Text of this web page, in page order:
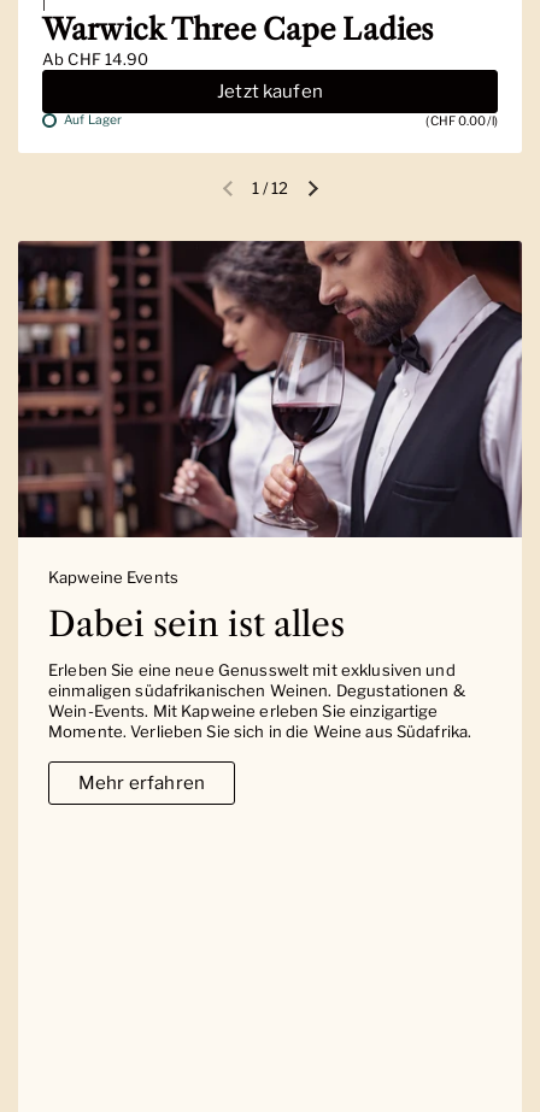
Warwick Three Cape Ladies
AbCHF 14.90
Jetzt kaufen
Auf Lager (CHF 0.00/l)
Vorherige FolieNächste Folie
1/12
Kapweine Events
Dabei sein ist alles
Erleben Sie eine neue Genusswelt mit exklusiven und
einmaligen südafrikanischen Weinen. Degustationen &
Wein-Events. Mit Kapweine erleben Sie einzigartige
Momente. Verlieben Sie sich in die Weine aus Südafrika.
Mehr erfahren